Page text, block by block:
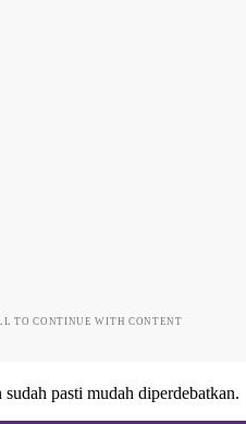
TO CONTINUE WITH CONTENT
pasti mudah diperdebatkan.